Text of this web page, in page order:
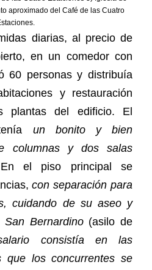
aproximado del Café de las Cuatro
diarias, al precio de
en un comedor con
60 personas y distribuía
y restauración
plantas del edificio. El
un bonito y bien
columnas y dos salas
el piso principal se
con separación para
cuidando de su aseo y
Bernardino(asilo de
consistía en las
que los concurrentes se